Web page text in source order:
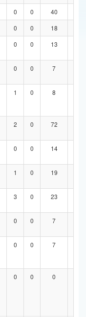
0 0 40
0 0 18
0 0 13
0 0 7
1 0 8
2 0 72
0 0 14
1 0 19
3 0 23
0 0 7
0 0 7
0 0 0